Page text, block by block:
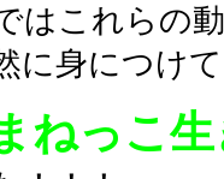
はこれらの
に身につけ
ねっこ